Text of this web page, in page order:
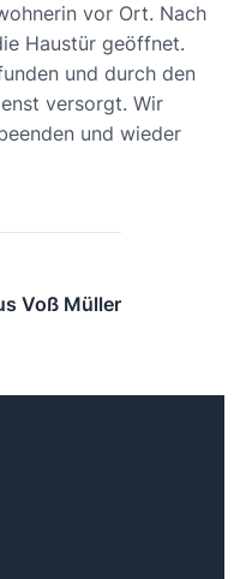
vor Ort. Nach
Haustür geöffnet.
und durch den
versorgt. Wir
und wieder
Voß Müller